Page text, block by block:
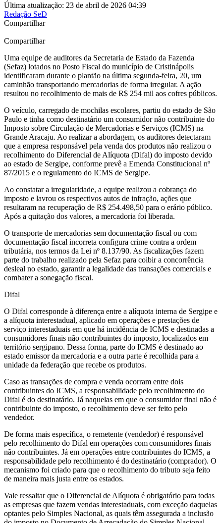
Última atualização: 23 de abril de 2026 04:39
Redação SeD
Compartilhar
Compartilhar
Uma equipe de auditores da Secretaria de Estado da Fazenda
(Sefaz) lotados no Posto Fiscal do município de Cristinápolis
identificaram durante o plantão na última segunda-feira, 20, um
caminhão transportando mercadorias de forma irregular. A ação
resultou no recolhimento de mais de R$ 254 mil aos cofres públicos.
O veículo, carregado de mochilas escolares, partiu do estado de São
Paulo e tinha como destinatário um consumidor não contribuinte do
Imposto sobre Circulação de Mercadorias e Serviços (ICMS) na
Grande Aracaju. Ao realizar a abordagem, os auditores detectaram
que a empresa responsável pela venda dos produtos não realizou o
recolhimento do Diferencial de Alíquota (Difal) do imposto devido
ao estado de Sergipe, conforme prevê a Emenda Constitucional nº
87/2015 e o regulamento do ICMS de Sergipe.
Ao constatar a irregularidade, a equipe realizou a cobrança do
imposto e lavrou os respectivos autos de infração, ações que
resultaram na recuperação de R$ 254.498,50 para o erário público.
Após a quitação dos valores, a mercadoria foi liberada.
O transporte de mercadorias sem documentação fiscal ou com
documentação fiscal incorreta configura crime contra a ordem
tributária, nos termos da Lei nº 8.137/90. As fiscalizações fazem
parte do trabalho realizado pela Sefaz para coibir a concorrência
desleal no estado, garantir a legalidade das transações comerciais e
combater a sonegação fiscal.
Difal
O Difal corresponde à diferença entre a alíquota interna de Sergipe e
a alíquota interestadual, aplicado em operações e prestações de
serviço interestaduais em que há incidência de ICMS e destinadas a
consumidores finais não contribuintes do imposto, localizados em
território sergipano. Dessa forma, parte do ICMS é destinado ao
estado emissor da mercadoria e a outra parte é recolhida para a
unidade da federação que recebe os produtos.
Caso as transações de compra e venda ocorram entre dois
contribuintes do ICMS, a responsabilidade pelo recolhimento do
Difal é do destinatário. Já naquelas em que o consumidor final não é
contribuinte do imposto, o recolhimento deve ser feito pelo
vendedor.
De forma mais específica, o remetente (vendedor) é responsável
pelo recolhimento do Difal em operações com consumidores finais
não contribuintes. Já em operações entre contribuintes do ICMS, a
responsabilidade pelo recolhimento é do destinatário (comprador). O
mecanismo foi criado para que o recolhimento do tributo seja feito
de maneira mais justa entre os estados.
Vale ressaltar que o Diferencial de Alíquota é obrigatório para todas
as empresas que fazem vendas interestaduais, com exceção daquelas
optantes pelo Simples Nacional, as quais têm assegurada a inclusão